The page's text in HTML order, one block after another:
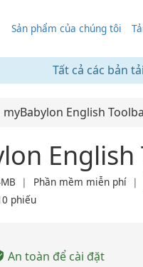
Sản phẩm của chúng tôi
Tất cả các bản
myBabylon English
❘ Phần mềm miễn phí ❘
phiếu
An toàn để cài đặt